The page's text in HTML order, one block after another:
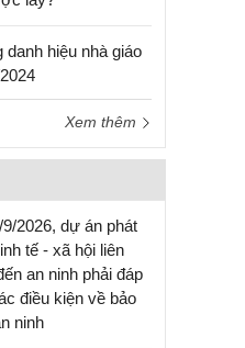
danh hiệu nhà giáo
Xem thêm
2026, dự án phát
tế - xã hội liên
an ninh phải đáp
điều kiện về bảo
ninh